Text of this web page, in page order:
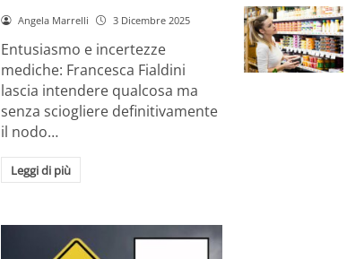
Angela Marrelli 3 Dicembre 2025
Entusiasmo e incertezze
mediche: Francesca Fialdini
lascia intendere qualcosa ma
senza sciogliere definitivamente
il nodo…
Leggi di più